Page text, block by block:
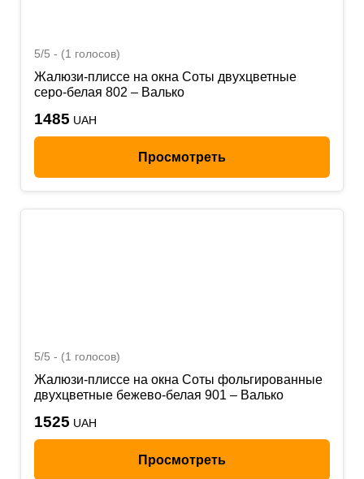
5/5 - (1 голосов)
Жалюзи-плиссе на окна Соты двухцветные
серо-белая 802 – Валько
1485 UAH
Просмотреть
5/5 - (1 голосов)
Жалюзи-плиссе на окна Соты фольгированные
двухцветные бежево-белая 901 – Валько
1525 UAH
Просмотреть